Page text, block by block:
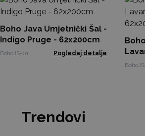
Boho Java Umjetnički Šal -
Indigo Pruge - 62x200cm
BohoJS-01 Pogledaj detalje
Trendovi